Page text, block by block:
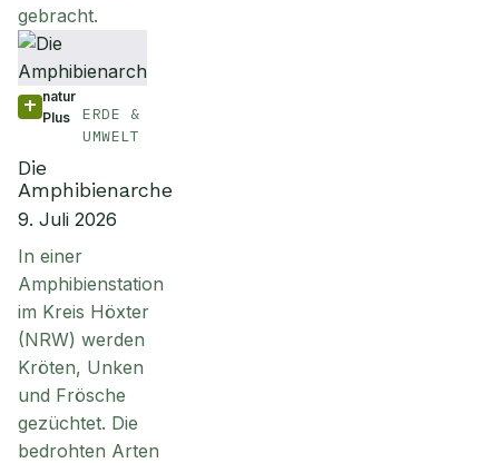
gebracht.
natur
Plus
ERDE &
UMWELT
Die
Amphibienarche
9. Juli 2026
In einer
Amphibienstation
im Kreis Höxter
(NRW) werden
Kröten, Unken
und Frösche
gezüchtet. Die
bedrohten Arten